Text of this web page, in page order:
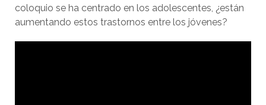
coloquio se ha centrado en los adolescentes, ¿están
aumentando estos trastornos entre los jóvenes?